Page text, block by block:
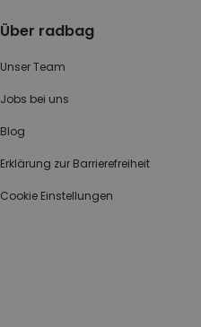
Über radbag
Unser Team
Jobs bei uns
Blog
Erklärung zur Barrierefreiheit
Cookie Einstellungen